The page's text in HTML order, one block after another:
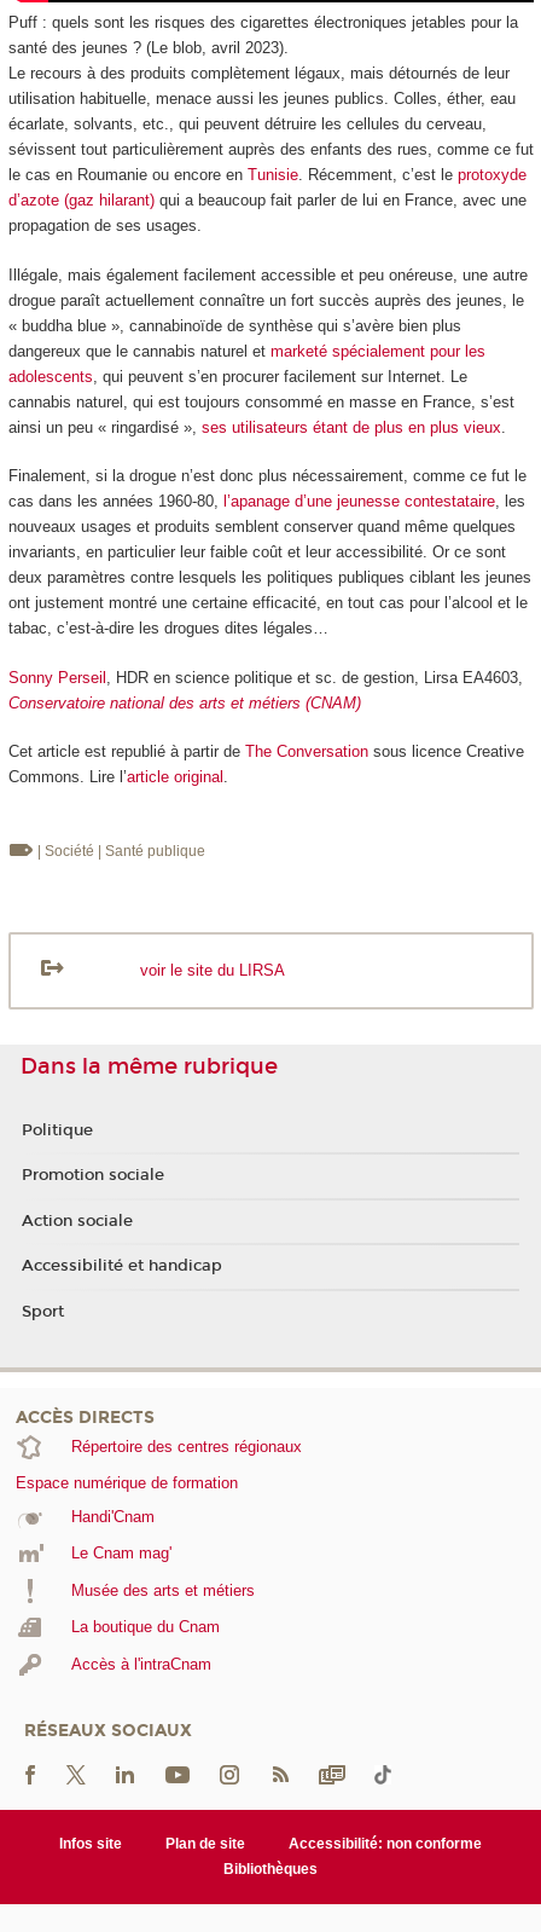
Puff : quels sont les risques des cigarettes électroniques jetables pour la
santé des jeunes ? (Le blob, avril 2023).
Le recours à des produits complètement légaux, mais détournés de leur
utilisation habituelle, menace aussi les jeunes publics. Colles, éther, eau
écarlate, solvants, etc., qui peuvent détruire les cellules du cerveau,
sévissent tout particulièrement auprès des enfants des rues, comme ce fut
le cas en Roumanie ou encore en Tunisie. Récemment, c’est le protoxyde
d’azote (gaz hilarant)qui a beaucoup fait parler de lui en France, avec une
propagation de ses usages.
Illégale, mais également facilement accessible et peu onéreuse, une autre
drogue paraît actuellement connaître un fort succès auprès des jeunes, le
« buddha blue », cannabinoïde de synthèse qui s’avère bien plus
dangereux que le cannabis naturel et marketé spécialement pour les
adolescents , qui peuvent s’en procurer facilement sur Internet. Le
cannabis naturel, qui est toujours consommé en masse en France, s’est
ainsi un peu « ringardisé », ses utilisateurs étant de plus en plus vieux
Finalement, si la drogue n’est donc plus nécessairement, comme ce fut le
cas dans les années 1960-80, l’apanage d’une jeunesse contestataire, les
nouveaux usages et produits semblent conserver quand même quelques
invariants, en particulier leur faible coût et leur accessibilité. Or ce sont
deux paramètres contre lesquels les politiques publiques ciblant les jeunes
ont justement montré une certaine efficacité, en tout cas pour l’alcool et le
tabac, c’est-à-dire les drogues dites légales…
Sonny Perseil , HDR en science politique et sc. de gestion, Lirsa EA4603,
Conservatoire national des arts et métiers (CNAM)
Cet article est republié à partir de The Conversationsous licence Creative
Commons. Lire l’article original .
| Société | Santé publique
voir le site du LIRSA
Dans la même rubrique
Politique
Promotion sociale
Action sociale
Accessibilité et handicap
Sport
ACCÈS DIRECTS
Répertoire des centres régionaux
Espace numérique de formation
Handi'Cnam
Le Cnam mag'
Musée des arts et métiers
La boutique du Cnam
Accès à l'intraCnam
RÉSEAUX SOCIAUX
Infos site Plan de site
Accessibilité: non conforme
Bibliothèques